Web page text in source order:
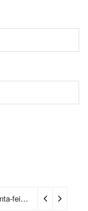
Casa do Benin será reaberta nesta quinta-feira (6) 2 dias ago